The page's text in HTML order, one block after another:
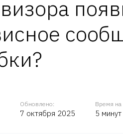
Обновлено:
7 октября 2025
Время на
5 минут